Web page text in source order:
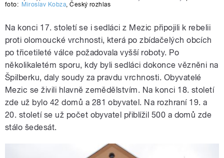
foto: Miroslav Kobza ,Český rozhlas
Na konci 17. století se i sedláci z Mezic připojili k rebelii
proti olomoucké vrchnosti, která po zbídačelých obcích
po třicetileté válce požadovala vyšší roboty. Po
několikaletém sporu, kdy byli sedláci dokonce vězněni na
Špilberku, daly soudy za pravdu vrchnosti. Obyvatelé
Mezic se živili hlavně zemědělstvím. Na konci 18. století
zde už bylo 42 domů a 281 obyvatel. Na rozhraní 19. a
20. století se už počet obyvatel přiblížil 500 a domů zde
stálo šedesát.